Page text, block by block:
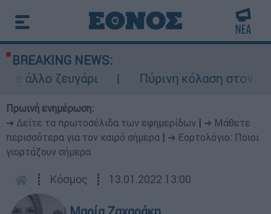
BREAKING NEWS:
ζευγάρι
Πύρινη κόλαση στον
Πρωινή ενημέρωση:
➔ Δείτε τα πρωτοσέλιδα των εφημερίδων
➔ Μάθετε
περισσότερα για τον καιρό σήμερα
➔ Εορτολόγιο: Ποιοι
γιορτάζουν σήμερα
┋ Κόσμος ┋ 13.01.2022 13:00